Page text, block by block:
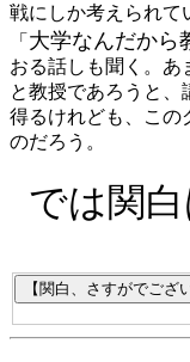
戦にしか考えられて
「 大学なんだから
おる話しも聞く。あ
と教授であろうと、
得るけれども、この
のだろう。
では関白